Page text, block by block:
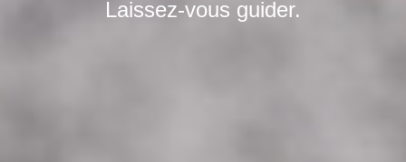
Laissez-vous guider.